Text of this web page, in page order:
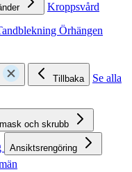
Kroppsvård
Örhängen
Tillbaka
Se alla
och skrubb
Ansiktsrengöring